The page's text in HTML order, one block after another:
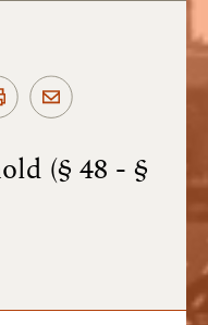
(§ 48 - §